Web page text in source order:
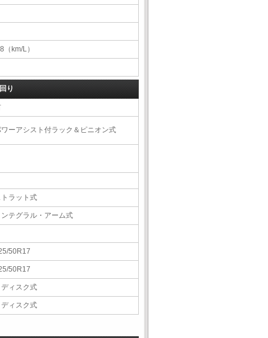
（km/L）
り
ーアシスト付ラック＆ピニオン式
ラット式
テグラル・アーム式
50R17
50R17
ィスク式
ィスク式